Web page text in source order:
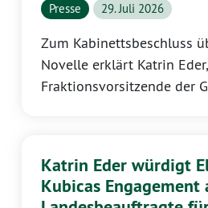
Presse 29. Juli 2026
Zum Kabinettsbeschluss
Novelle erklärt Katrin Eder,
Fraktionsvorsitzende der
Katrin Eder würdigt
Kubicas Engagement